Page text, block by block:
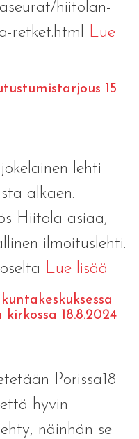
hiitolan-
retket.html
Lue
15
lehti
alkaen.
Hiitola asiaa,
ilmoituslehti.
Lue lisää
18.8.2024
Porissa18
hyvin
näinhän se